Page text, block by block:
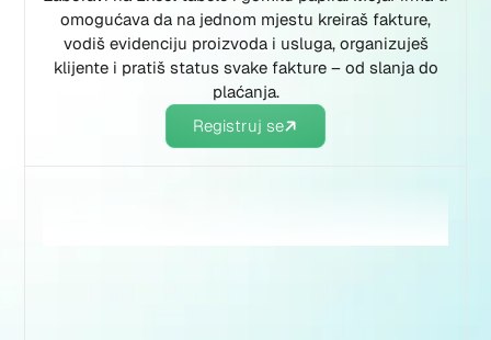
omogućava da na jednom mjestu kreiraš fakture,
vodiš evidenciju proizvoda i usluga, organizuješ
klijente i pratiš status svake fakture – od slanja do
plaćanja.
Registruj se